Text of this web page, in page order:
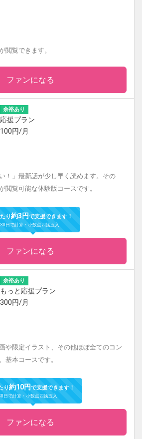
閲覧できます。
ファンになる
余裕あり
応援プラン
100円/月
！」最新話が少し早く読めます。その
閲覧可能な体験版コースです。
り約3円で支援できます！
日で計算・小数点四捨五入
ファンになる
余裕あり
もっと応援プラン
300円/月
や限定イラスト、その他ほぼ全てのコン
基本コースです。
り約10円で支援できます！
日で計算・小数点四捨五入
ファンになる